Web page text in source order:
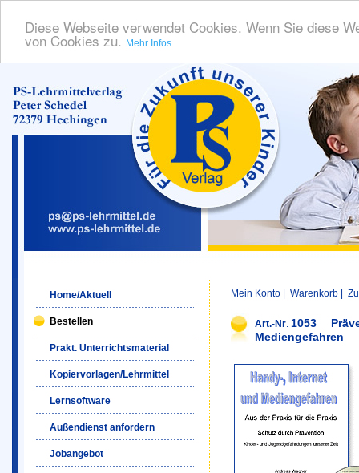
Diese Webseite verwendet Cookies. Wenn Sie diese
von Cookies zu. Mehr Infos
Home/Aktuell
Bestellen
Prakt. Unterrichtsmaterial
Kopiervorlagen/Lehrmittel
Lernsoftware
Außendienst anfordern
Jobangebot
Mein Konto Warenkorb
Art.-Nr. 1053
Mediengefahren